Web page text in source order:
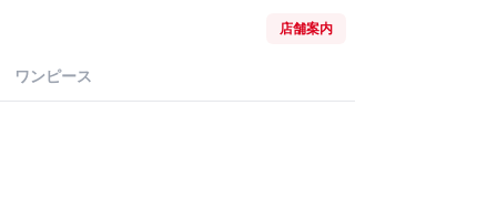
店舗案内
ワンピース